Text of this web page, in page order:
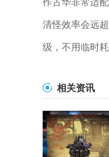
清怪效率会远
级，不用临时
相关资讯